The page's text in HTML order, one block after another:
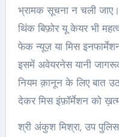
भ्रामक सूचना न चली
थिंक बिफ़ोर यू केयर भी
फेक न्यूज़ या मिस
इसमें अवेयरनेस यानी
नियम क़ानून के लिए बात
देकर मिस इंफ़ॉर्मेशन को
श्री अंकुश मिश्रा, उप